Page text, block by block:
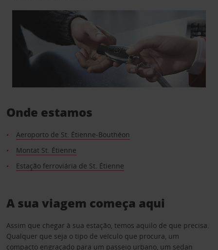
Onde estamos
Aeroporto de St. Étienne-Bouthéon
Montat St. Étienne
Estação ferroviária de St. Étienne
A sua viagem começa aqui
Assim que chegar à sua estação, temos aquilo de que precisa.
Qualquer que seja o tipo de veículo que procura, um
compacto engraçado para um passeio urbano, um sedan